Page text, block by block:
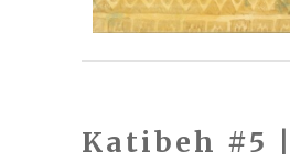
Katibeh #5 |